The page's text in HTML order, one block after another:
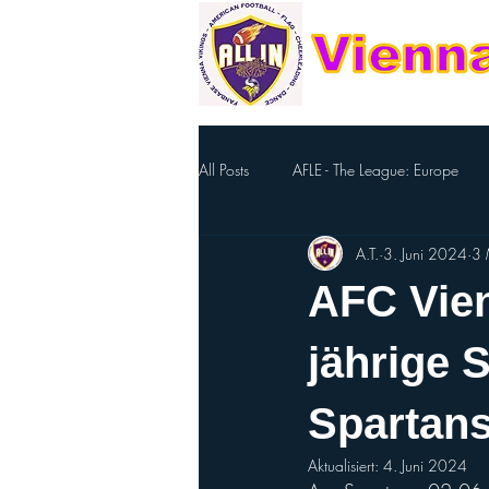
All Posts AFLE - The League: Europe
Footballzentrum Ravelin
Nellie The Elepahnt FlagFootball
Nationalteam Cheerleading
AFC
jährige
A.T. 3. Juni 2024 3
Aktualisiert: 4. Juni 2024